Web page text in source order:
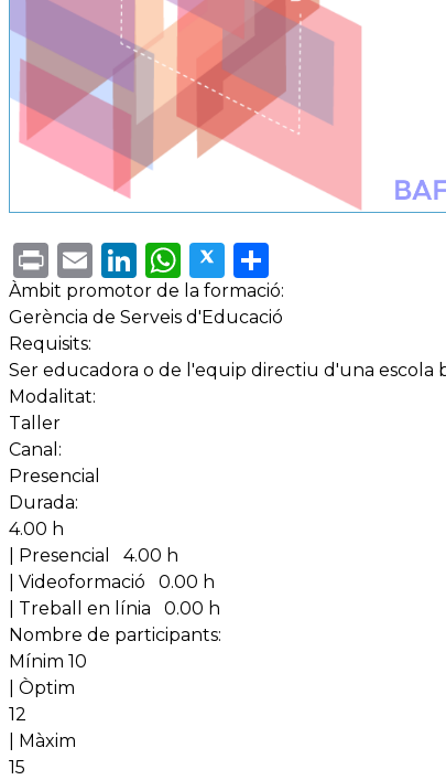
PrintEmailLinkedIn
WhatsApp
Twitter
Àmbit promotor de la formació:
Gerència de Serveis d'Educació
Requisits:
Ser educadora o de l'equip directiu d'una escola
Modalitat:
Taller
Canal:
Presencial
Durada:
4.00 h
| Presencial
4.00 h
| Videoformació
0.00 h
| Treball en línia
0.00 h
Nombre de participants:
Mínim 10
| Òptim
12
| Màxim
15